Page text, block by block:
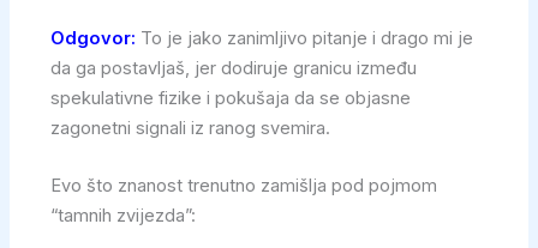
Odgovor: To je jako zanimljivo pitanje i drago mi je
da ga postavljaš, jer dodiruje granicu između
spekulativne fizike i pokušaja da se objasne
zagonetni signali iz ranog svemira.
Evo što znanost trenutno zamišlja pod pojmom
“tamnih zvijezda”: